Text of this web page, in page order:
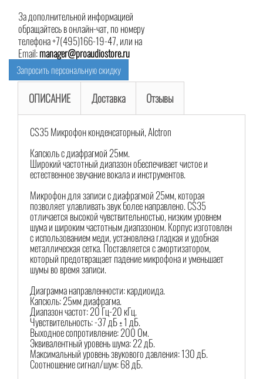
За дополнительной информацией
обращайтесь в онлайн-чат, по номеру
телефона +7(495)166-19-47, или на
Email:manager@proaudiostore.ru
Запросить персональную скидку
ОПИСАНИЕ Доставка Отзывы
CS35 Микрофон конденсаторный, Alctron
Капсюль с диафрагмой 25мм.
Широкий частотный диапазон обеспечивает чистое и
естественное звучание вокала и инструментов.
Микрофон для записи с диафрагмой 25мм, которая
позволяет улавливать звук более направлено. CS35
отличается высокой чувствительностью, низким уровнем
шума и широким частотным диапазоном. Корпус изготовлен
с использованием меди, установлена гладкая и удобная
металлическая сетка. Поставляется с амортизатором,
который предотвращает падение микрофона и уменьшает
шумы во время записи.
Диаграмма направленности: кардиоида.
Капсюль: 25мм диафрагма.
Диапазон частот: 20 Гц-20 кГц.
Чувствительность: -37 дБ ± 1 дБ.
Выходное сопротивление: 200 Ом.
Эквивалентный уровень шума: 22 дБ.
Максимальный уровень звукового давления: 130 дБ.
Соотношение сигнал/шум: 68 дБ.